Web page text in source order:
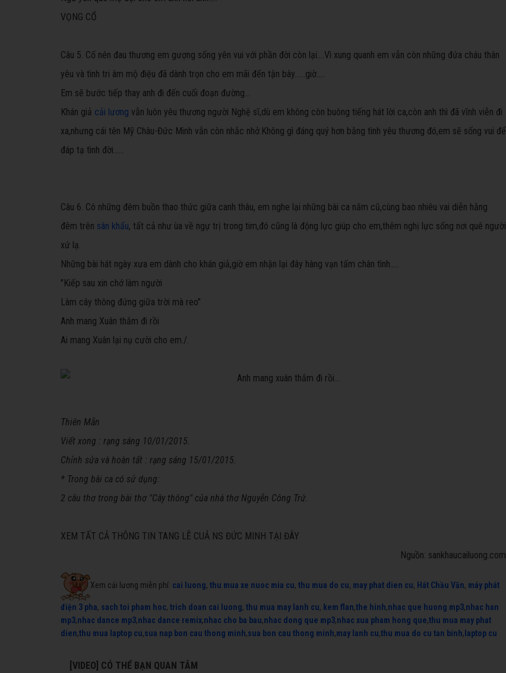
VỌNG CỔ
Câu 5. Cố nén đau thương em gượng sống yên vui với phần đời còn lại....Vì xung quanh em vẫn còn những đứa cháu thân
yêu và tình tri âm mộ điệu đã dành trọn cho em mãi đến tận bây......giờ.....
Em sẽ bước tiếp thay anh đi đến cuối đoạn đường...
Khán giả cải lương vẫn luôn yêu thương người Nghệ sĩ,dù em không còn buông tiếng hát lời ca,còn anh thì đã vĩnh viễn đi
xa,nhưng cái tên Mỹ Châu-Đức Minh vẫn còn nhắc nhở.Không gì đáng quý hơn bằng tình yêu thương đó,em sẽ sống vui để
đáp tạ tình đời......
Câu 6. Có những đêm buồn thao thức giữa canh thâu, em nghe lại những bài ca năm cũ,cùng bao nhiêu vai diễn hằng
đêm trên sân khấu, tất cả như ùa về ngự trị trong tim,đó cũng là động lực giúp cho em,thêm nghị lực sống nơi quê người
xứ lạ.
Những bài hát ngày xưa em dành cho khán giả,giờ em nhận lại đây hàng vạn tấm chân tình.....
"Kiếp sau xin chớ làm người
Làm cây thông đứng giữa trời mà reo"
Anh mang Xuân thắm đi rồi
Ai mang Xuân lại nụ cười cho em./.
Thiên Mẫn
Viết xong : rạng sáng 10/01/2015.
Chỉnh sửa và hoàn tất : rạng sáng 15/01/2015.
* Trong bài ca có sử dụng:
2 câu thơ trong bài thơ "Cây thông" của nhà thơ Nguyễn Công Trứ.
XEM TẤT CẢ THÔNG TIN TANG LỄ CUẢ NS ĐỨC MINH TẠI ĐÂY
Nguồn: sankhaucailuong.com
Xem cải lương miễn phí: cai luong, thu mua xe nuoc mia cu, thu mua do cu, may phat dien cu, Hát Chầu Văn, máy phát
điện 3 pha, sach toi pham hoc, trich doan cai luong, thu mua may lanh cu, kem flan,the hinh,nhac que huong mp3,nhac han
mp3,nhac dance mp3,nhac dance remix,nhac cho ba bau,nhac dong que mp3,nhac xua pham hong que,thu mua may phat
dien,thu mua laptop cu,sua nap bon cau thong minh,sua bon cau thong minh,may lanh cu,thu mua do cu tan binh, laptop cu
[VIDEO] CÓ THỂ BẠN QUAN TÂM